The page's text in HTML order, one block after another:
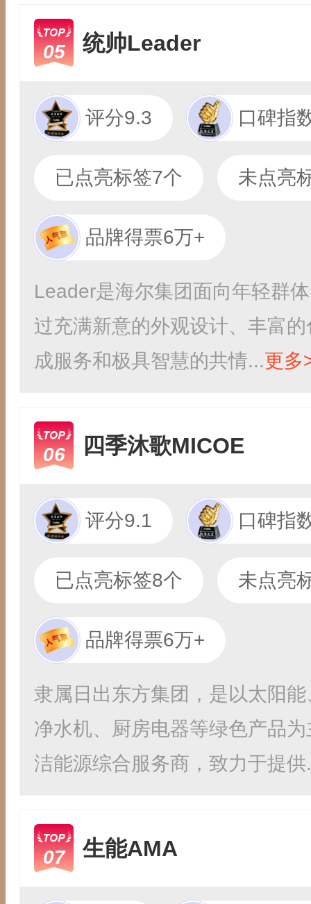
05 统帅Leader
评分9.3 口碑指
已点亮标签7个 未点亮
品牌得票6万+
Leader是海尔集团面向年轻群
过充满新意的外观设计、丰富
成服务和极具智慧的共情...更多
06 四季沐歌MICOE
评分9.1 口碑指
已点亮标签8个 未点亮
品牌得票6万+
隶属日出东方集团，是以太阳
净水机、厨房电器等绿色产品
洁能源综合服务商，致力于提供
07 生能AMA